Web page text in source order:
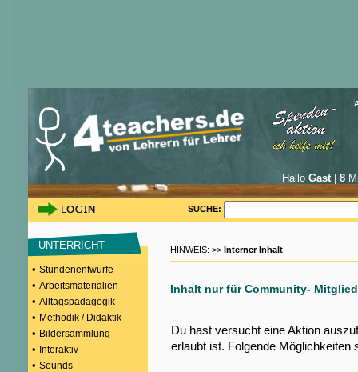
Hallo Gast| 8
SUCHE:
UNTERRICHT
• Stundenentwürfe
• Arbeitsmaterialien
• Alltagspädagogik
• Methodik / Didaktik
• Bildersammlung
• Interaktiv
• Sounds
HINWEIS: >> Interner Inhalt
Inhalt nur für Community-
Du hast versucht eine Aktion
erlaubt ist. Folgende Möglichkeiten